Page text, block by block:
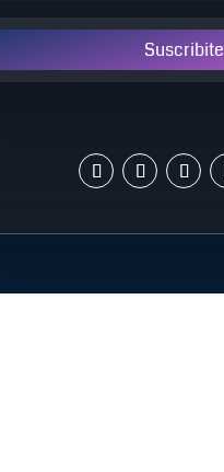
Suscribite